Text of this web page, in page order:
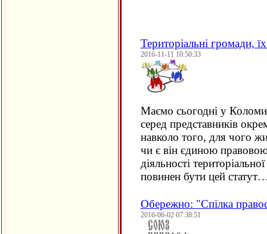
Територіальні громади,
2016-11-11 10:50:33
Маємо сьогодні у
серед представників
навколо того, для чого
чи є він єдиною
діяльності
повинен бути цей
Обережно: "Спілка
2016-06-02 07:38:51